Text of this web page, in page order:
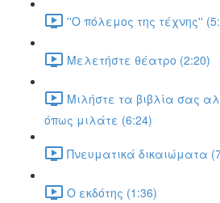
''Ο πόλεμος της τέχνης''
Μελετήστε θέατρο (2:20)
Μιλήστε τα βιβλία σας
όπως μιλάτε (6:24)
Πνευματικά δικαιώματα
Ο εκδότης (1:36)